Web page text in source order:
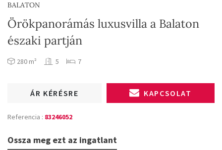
BALATON
Örökpanorámás luxusvilla a Balaton
északi partján
280 m² 5 7
ÁR KÉRÉSRE KAPCSOLAT
Referencia : 83246052
Ossza meg ezt az ingatlant